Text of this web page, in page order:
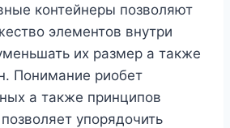
контейнеры позволяют
элементов внутри
их размер а также
Понимание риобет
а также принципов
упорядочить